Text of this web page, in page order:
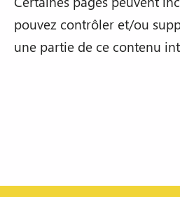
pouvez contrôler et/ou
une partie de ce contenu